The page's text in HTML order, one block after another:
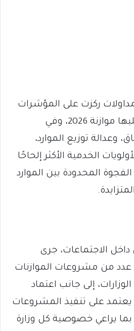
ركزت على المؤشرات
العامة التي ستُبنى عليها موازنة 2026، وفي
وعدالة توزيع الموارد،
الخدمية الأكثر إلحاحًا
المحدودة بين الموارد
الاجتماعات، جرى
عدد من مشروعات الموازنات
إلى جانب اعتماد
يعتمد على تنفيذ المشروعات
يراعي خصوصية كل وزارة